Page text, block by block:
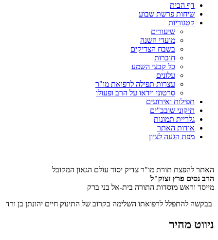
דף הבית
שיחות פרשת שבוע
קטגוריות
שיעורים
מועדי השנה
בשבח הצדיקים
חוברות
כל קבצי השמע
עלונים
עצרות תפילה לרפואת מו"ר
סרטוני וידאו על הרב ופעולו
תפילות ואירועים
תיקוני שובב"ים
גלריית תמונות
אודות האתר
מפת הגעה לציון
האתר להפצת תורת מו"ר צדיק יסוד עולם הגאון המקובל
הרב נסים פרץ זצוק"ל
מייסד וראש מוסדות התורה בית-אל בני ברק
בבקשה להתפלל לרפואתו השלימה בקרוב של התינוק חיים יהונתן בן ורד
ניווט מהיר